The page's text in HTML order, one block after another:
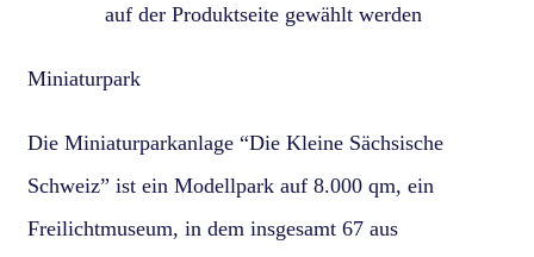
auf der Produktseite gewählt werden
Miniaturpark
Die Miniaturparkanlage “Die Kleine Sächsische
Schweiz” ist ein Modellpark auf 8.000 qm, ein
Freilichtmuseum, in dem insgesamt 67 aus